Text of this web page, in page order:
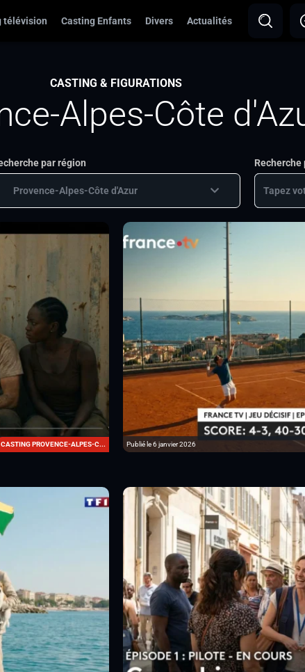
télévision Casting Enfants Divers Actualités
CASTING & FIGURATIONS
Alpes-Côte
par région
Provence-Alpes-Côte d'Azur
Recherche
CASTING PROVENCE-ALPES-C... Publié le 6 janvier 2026